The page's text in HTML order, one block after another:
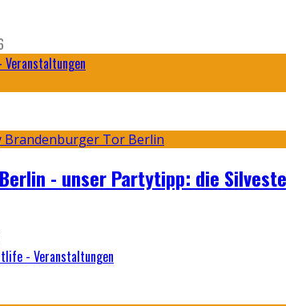
- unser Partytipp: die
- Veranstaltungen